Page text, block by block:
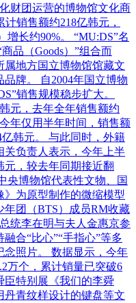
财团运营的博物馆文化商
销售额约218亿韩元，
增长约90%。 “MU:DS”名
品（Goods）”组合而
属地方国立博物馆馆藏文
牌。 自2004年国立博物
销售规模稳步扩大。
元，去年全年销售额约
年仅用半年时间，销售额
韩元。 与此同时，外籍
关负责人表示，今年上半
元，较去年同期接近翻
央博物馆代表性文物、国
为原型制作的微缩模型
团（BTS）成员RM收藏
统李在明与夫人金惠京参
合“比心”“手指心”等多
照片。 数据显示，今年
万个，累计销量已突破6
臣特别展《我们的李舜
丹青纹样设计的键盘等文